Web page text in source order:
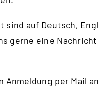
auf Deutsch,
gerne eine Nachricht
per Mail an